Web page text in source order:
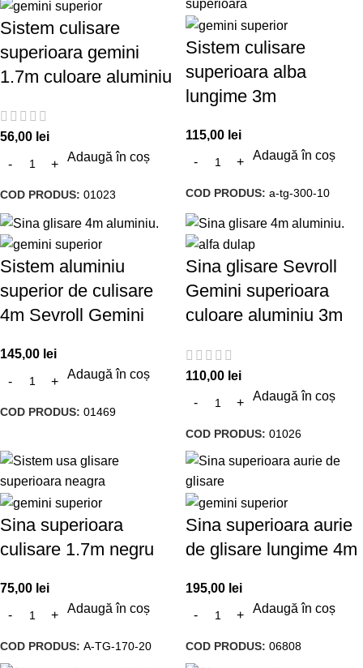
Sistem culisare
superioara gemini
1.7m culoare aluminiu
56,00 lei
Adaugă în coș
COD PRODUS: 01023
Sistem culisare
superioara alba
lungime 3m
115,00 lei
Adaugă în coș
COD PRODUS: a-tg-300-10
Sistem aluminiu
superior de culisare
4m Sevroll Gemini
145,00 lei
Adaugă în coș
COD PRODUS: 01469
Sina glisare Sevroll
Gemini superioara
culoare aluminiu 3m
110,00 lei
Adaugă în coș
COD PRODUS: 01026
Sina superioara
culisare 1.7m negru
75,00 lei
Adaugă în coș
COD PRODUS: A-TG-170-20
Sina superioara aurie
de glisare lungime 4m
195,00 lei
Adaugă în coș
COD PRODUS: 06808